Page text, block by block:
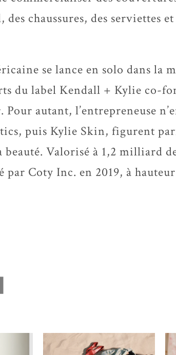
chaussures, des serviettes et
se lance en solo dans la
du label Kendall + Kylie co-
autant, l’entrepreneuse
puis Kylie Skin, figurent
Valorisé à 1,2 milliard
par Coty Inc. en 2019, à